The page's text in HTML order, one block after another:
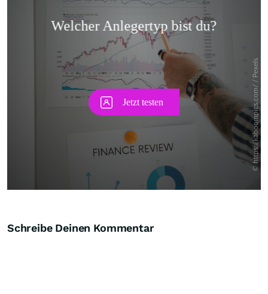
Schreibe Deinen Kommentar